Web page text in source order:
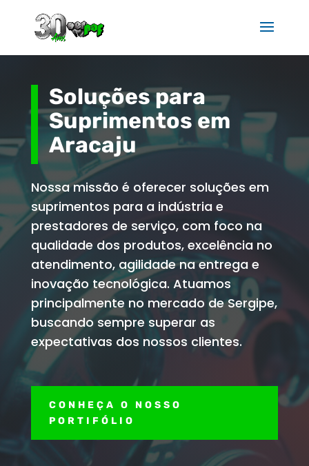
Soluções para
Suprimentos em
Aracaju
Nossa missão é oferecer soluções em
suprimentos para a indústria e
prestadores de serviço, com foco na
qualidade dos produtos, excelência no
atendimento, agilidade na entrega e
inovação tecnológica. Atuamos
principalmente no mercado de Sergipe,
buscando sempre superar as
expectativas dos nossos clientes.
CONHEÇA O NOSSO
PORTIFÓLIO